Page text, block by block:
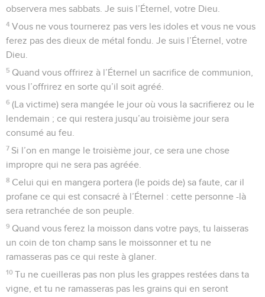
observera mes sabbats. Je suis l’Éternel, votre Dieu.
4 Vous ne vous tournerez pas vers les idoles et vous ne vous
ferez pas des dieux de métal fondu. Je suis l’Éternel, votre
Dieu.
5 Quand vous offrirez à l’Éternel un sacrifice de communion,
vous l’offrirez en sorte qu’il soit agréé.
6 (La victime) sera mangée le jour où vous la sacrifierez ou le
lendemain ; ce qui restera jusqu’au troisième jour sera
consumé au feu.
7 Si l’on en mange le troisième jour, ce sera une chose
impropre qui ne sera pas agréée.
8 Celui qui en mangera portera (le poids de) sa faute, car il
profane ce qui est consacré à l’Éternel : cette personne -là
sera retranchée de son peuple.
9 Quand vous ferez la moisson dans votre pays, tu laisseras
un coin de ton champ sans le moissonner et tu ne
ramasseras pas ce qui reste à glaner.
10 Tu ne cueilleras pas non plus les grappes restées dans ta
vigne, et tu ne ramasseras pas les grains qui en seront